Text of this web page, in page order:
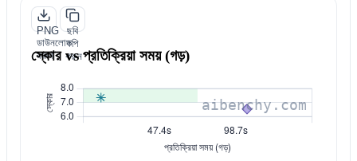
PNG
ডাউনলোড
করুন
ছবি
কপি
করুন
স্কোর vs প্রতিক্রিয়া সময় (গড়)